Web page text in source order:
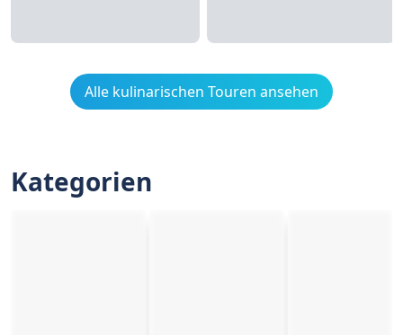
Alle kulinarischen Touren ansehen
Kategorien